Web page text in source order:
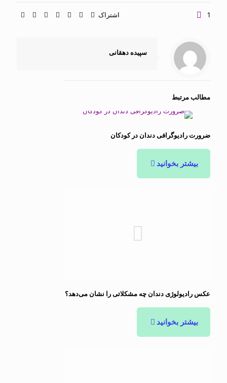
اشتراک 1
سپیده دهقانی
مطالب مرتبط
ضرورت رادیوگرافی دندان در کودکان
بیشتر بخوانید
عکس رادیولوژی دندان چه مشکلاتی را نشان می‌دهد؟
بیشتر بخوانید